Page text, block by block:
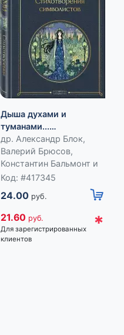
Дыша духами и
туманами...
Стихотворения
символистов
др. Александр Блок,
Валерий Брюсов,
Константин Бальмонт и
Код: #417345
24.00 руб.
21.60 руб.
Для зарегистрированных
клиентов
*